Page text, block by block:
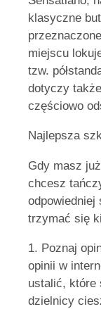
klasyczne
miejscu
tzw.
dotyczy
częściowo
Najlepsza
Gdy masz
chcesz
odpowiedniej
trzymać się
1. Poznaj
opinii w
ustalić, które
dzielnicy